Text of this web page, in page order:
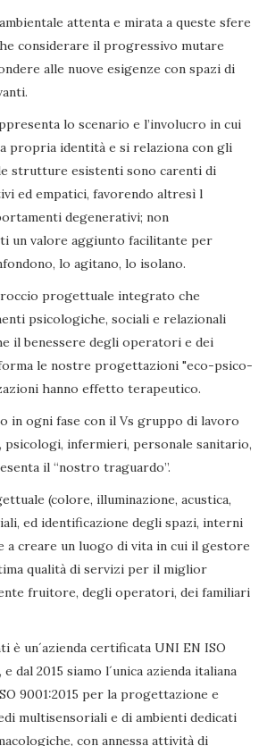
attenta e mirata a queste sfere
considerare il progressivo mutare
alle nuove esigenze con spazi di
lo scenario e l’involucro in cui
propria identità e si relaziona con gli
strutture esistenti sono carenti di
ed empatici, favorendo altresì l
degenerativi; non
un valore aggiunto facilitante per
lo agitano, lo isolano.
progettuale integrato che
psicologiche, sociali e relazionali
il benessere degli operatori e dei
le nostre progettazioni "eco-psico-
hanno effetto terapeutico.
in ogni fase con il Vs gruppo di lavoro
infermieri, personale sanitario,
il “nostro traguardo”.
(colore, illuminazione, acustica,
ed identificazione degli spazi, interni
a creare un luogo di vita in cui il gestore
qualità di servizi per il miglior
fruitore, degli operatori, dei familiari
è un´azienda certificata UNI EN ISO
dal 2015 siamo l´unica azienda italiana
9001:2015 per la progettazione e
multisensoriali e di ambienti dedicati
con annessa attività di